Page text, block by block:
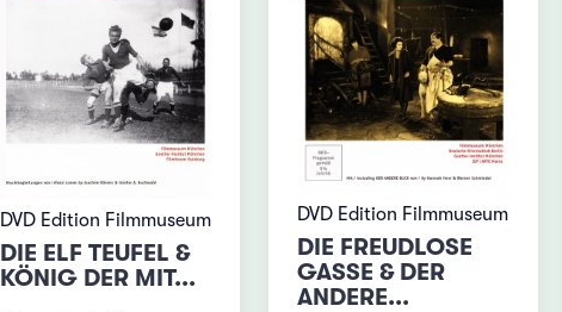
DVD Edition Filmmuseum
DIE ELF TEUFEL &
KÖNIG DER MIT...
DVD Edition Filmmuseum
DIE FREUDLOSE
GASSE & DER
ANDERE...